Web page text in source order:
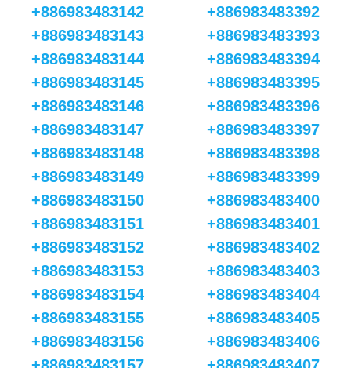
+886983483142
+886983483143
+886983483144
+886983483145
+886983483146
+886983483147
+886983483148
+886983483149
+886983483150
+886983483151
+886983483152
+886983483153
+886983483154
+886983483155
+886983483156
+886983483392
+886983483393
+886983483394
+886983483395
+886983483396
+886983483397
+886983483398
+886983483399
+886983483400
+886983483401
+886983483402
+886983483403
+886983483404
+886983483405
+886983483406